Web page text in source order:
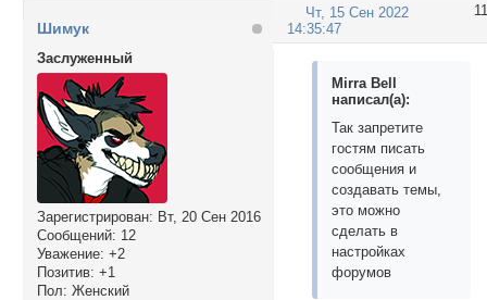
11
Чт, 15 Сен 2022
14:35:47
Шимук
Заслуженный
Зарегистрирован: Вт, 20 Сен 2016
Сообщений: 12
Уважение: +2
Позитив: +1
Пол: Женский
Mirra Bell
написал(а):
Так запретите
гостям писать
сообщения и
создавать темы,
это можно
сделать в
настройках
форумов